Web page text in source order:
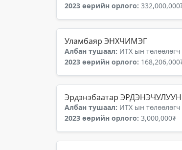
2023 өөрийн орлого:
Уламбаяр ЭНХЧИМЭГ
Албан тушаал: ИТХ ын төлөөлөгч
2023 өөрийн орлого:
Эрдэнэбаатар ЭРДЭНЭЧУЛУУН
Албан тушаал: ИТХ ын
2023 өөрийн орлого: 3,000,000₮